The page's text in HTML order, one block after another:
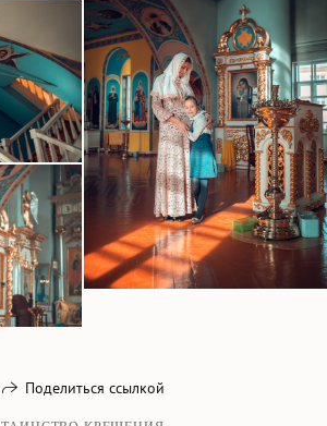
Поделиться ссылкой